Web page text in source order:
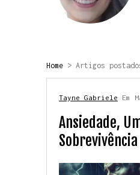
Home > Artigos
Tayne Gabriele Em
Ansiedade,
Sobrevivência